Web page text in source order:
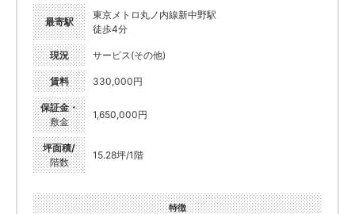
最寄駅
東京メトロ丸ノ内線新中野駅
徒歩4分
現況 サービス(その他)
賃料 330,000円
保証金・
敷金
1,650,000円
坪面積/
階数
15.28坪/1階
特徴